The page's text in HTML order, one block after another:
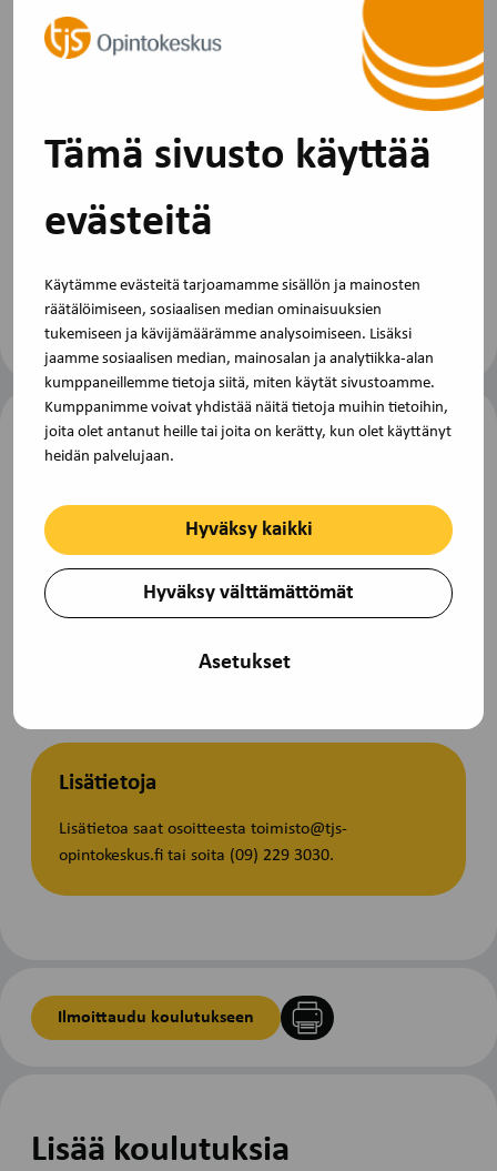
Tämä sivusto käyttää
evästeitä
Käytämme evästeitä tarjoamamme sisällön ja mainosten
räätälöimiseen, sosiaalisen median ominaisuuksien
tukemiseen ja kävijämäärämme analysoimiseen. Lisäksi
jaamme sosiaalisen median, mainosalan ja analytiikka-alan
kumppaneillemme tietoja siitä, miten käytät sivustoamme.
Kumppanimme voivat yhdistää näitä tietoja muihin tietoihin,
joita olet antanut heille tai joita on kerätty, kun olet käyttänyt
heidän palvelujaan.
Hyväksy kaikki
Hyväksy välttämättömät
Asetukset
Kouluttaja
Anu Sajavaara
pitkä kokemus vaativista neuvottelu- ja
asiantuntijatehtävistä liitto-, keskusjärjestö- ja EU-tasolla.
Hän toimi valtakunnansovittelijana vuosina 2022–2026.
Sajavaara tunnetaan ratkaisuhakuisuudestaan, kyvystä
näkemyksestään toimivan neuvottelu- ja yhteistyökulttuurin
rakentamisessa.
Viimeinen ilmoittautumispäivä
Peruutusehdot
koulutuksen alkua. Jos perut myöhemmin tai et peru
Lisätietoja
Lisätietoa saat osoitteesta toimisto@tjs-
opintokeskus.fi tai soita (09) 229 3030.
Ilmoittaudu koulutukseen
Tulosta
sivu
Lisää koulutuksia